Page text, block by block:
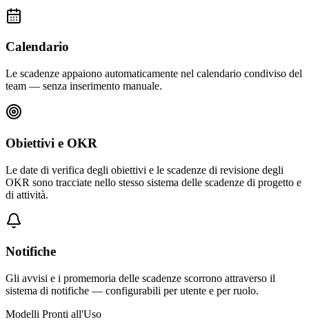
Calendario
Le scadenze appaiono automaticamente nel calendario condiviso del
team — senza inserimento manuale.
Obiettivi e OKR
Le date di verifica degli obiettivi e le scadenze di revisione degli
OKR sono tracciate nello stesso sistema delle scadenze di progetto e
di attività.
Notifiche
Gli avvisi e i promemoria delle scadenze scorrono attraverso il
sistema di notifiche — configurabili per utente e per ruolo.
Modelli Pronti all'Uso